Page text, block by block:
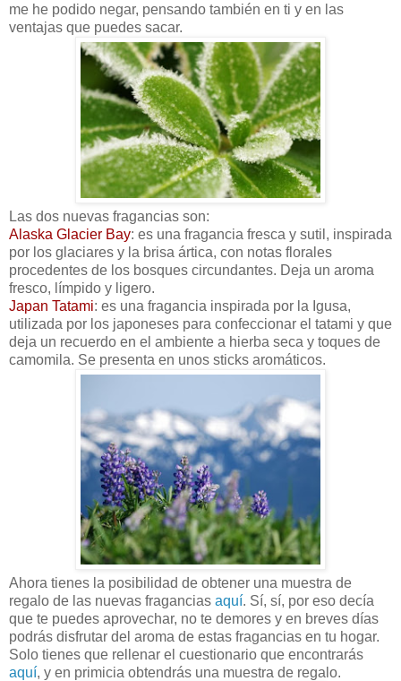
me he podido negar, pensando también en ti y en las
ventajas que puedes sacar.
Las dos nuevas fragancias son:
Alaska Glacier Bay: es una fragancia fresca y sutil, inspirada
por los glaciares y la brisa ártica, con notas florales
procedentes de los bosques circundantes. Deja un aroma
fresco, límpido y ligero.
Japan Tatami: es una fragancia inspirada por la Igusa,
utilizada por los japoneses para confeccionar el tatami y que
deja un recuerdo en el ambiente a hierba seca y toques de
camomila. Se presenta en unos sticks aromáticos.
Ahora tienes la posibilidad de obtener una muestra de
regalo de las nuevas fragancias aquí. Sí, sí, por eso decía
que te puedes aprovechar, no te demores y en breves días
podrás disfrutar del aroma de estas fragancias en tu hogar.
Solo tienes que rellenar el cuestionario que encontrarás
aquí, y en primicia obtendrás una muestra de regalo.